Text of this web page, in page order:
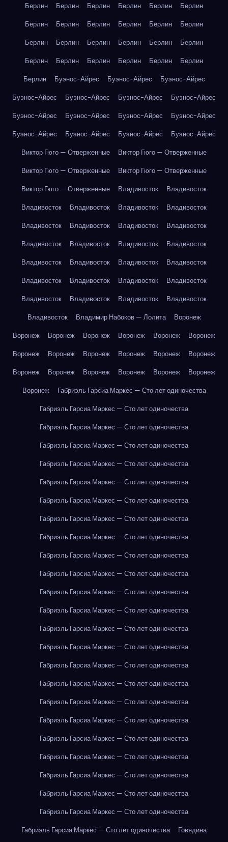
Берлин Берлин Берлин Берлин Берлин
Берлин
Берлин
Берлин Берлин Берлин Берлин
Берлин
Берлин
Берлин Берлин Берлин Берлин
Берлин
Берлин
Берлин Берлин Берлин Берлин
Берлин
Берлин
Буэнос-Айрес Буэнос-Айрес
Буэнос-Айрес
Буэнос-Айрес
Буэнос-Айрес Буэнос-Айрес
Буэнос-Айрес
Буэнос-Айрес
Буэнос-Айрес Буэнос-Айрес
Буэнос-Айрес
Буэнос-Айрес
Буэнос-Айрес Буэнос-Айрес
Буэнос-Айрес
Виктор Гюго — Отверженные
Виктор Гюго — Отверженные
Виктор Гюго — Отверженные
Виктор Гюго — Отверженные
Виктор Гюго — Отверженные
Владивосток
Владивосток
Владивосток
Владивосток Владивосток
Владивосток
Владивосток
Владивосток Владивосток
Владивосток
Владивосток
Владивосток Владивосток
Владивосток
Владивосток
Владивосток Владивосток
Владивосток
Владивосток
Владивосток Владивосток
Владивосток
Владивосток
Владивосток Владивосток
Владивосток
Владивосток
Владимир Набоков — Лолита
Воронеж
Воронеж
Воронеж Воронеж Воронеж Воронеж
Воронеж
Воронеж
Воронеж Воронеж Воронеж Воронеж
Воронеж
Воронеж
Воронеж Воронеж Воронеж Воронеж
Воронеж
Воронеж
Габриэль Гарсиа Маркес — Сто лет одиночества
Габриэль Гарсиа Маркес — Сто лет одиночества
Габриэль Гарсиа Маркес — Сто лет одиночества
Габриэль Гарсиа Маркес — Сто лет одиночества
Габриэль Гарсиа Маркес — Сто лет одиночества
Габриэль Гарсиа Маркес — Сто лет одиночества
Габриэль Гарсиа Маркес — Сто лет одиночества
Габриэль Гарсиа Маркес — Сто лет одиночества
Габриэль Гарсиа Маркес — Сто лет одиночества
Габриэль Гарсиа Маркес — Сто лет одиночества
Габриэль Гарсиа Маркес — Сто лет одиночества
Габриэль Гарсиа Маркес — Сто лет одиночества
Габриэль Гарсиа Маркес — Сто лет одиночества
Габриэль Гарсиа Маркес — Сто лет одиночества
Габриэль Гарсиа Маркес — Сто лет одиночества
Габриэль Гарсиа Маркес — Сто лет одиночества
Габриэль Гарсиа Маркес — Сто лет одиночества
Габриэль Гарсиа Маркес — Сто лет одиночества
Габриэль Гарсиа Маркес — Сто лет одиночества
Габриэль Гарсиа Маркес — Сто лет одиночества
Габриэль Гарсиа Маркес — Сто лет одиночества
Габриэль Гарсиа Маркес — Сто лет одиночества
Габриэль Гарсиа Маркес — Сто лет одиночества
Габриэль Гарсиа Маркес — Сто лет одиночества
Габриэль Гарсиа Маркес — Сто лет одиночества
Говядина